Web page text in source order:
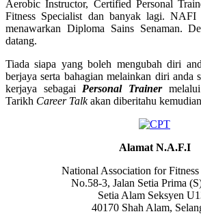
Aerobic Instructor, Certified Personal
Fitness Specialist dan banyak lagi.
menawarkan Diploma Sains Senaman.
datang.
Tiada siapa yang boleh mengubah diri
berjaya serta bahagian melainkan diri anda
kerjaya sebagai Personal Trainer
Tarikh Career Talkakan diberitahu
Alamat N.A.F.I
National Association for Fitness
No.58-3, Jalan Setia Prima
Setia Alam Seksyen
40170 Shah Alam,